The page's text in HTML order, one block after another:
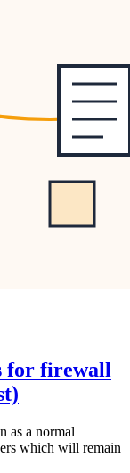
for firewall
as a normal
which will remain